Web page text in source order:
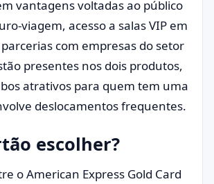
vantagens voltadas ao público
viagem, acesso a salas VIP em
com empresas do setor
presentes nos dois produtos,
atrativos para quem tem uma
deslocamentos frequentes.
escolher?
o American Express Gold Card